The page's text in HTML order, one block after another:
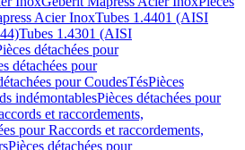
Acier InoxTubes 1.4401 (AISI
Tubes 1.4301 (AISI
détachées pour
détachées pour
pour CoudesTésPièces
indémontablesPièces détachées pour
et raccordements,
pour Raccords et raccordements,
Pièces détachées pour